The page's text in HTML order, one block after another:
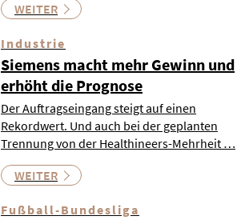
WEITER
Industrie
Siemens macht mehr Gewinn und
erhöht die Prognose
Der Auftragseingang steigt auf einen
Rekordwert. Und auch bei der geplanten
Trennung von der Healthineers-Mehrheit …
WEITER
Fußball-Bundesliga